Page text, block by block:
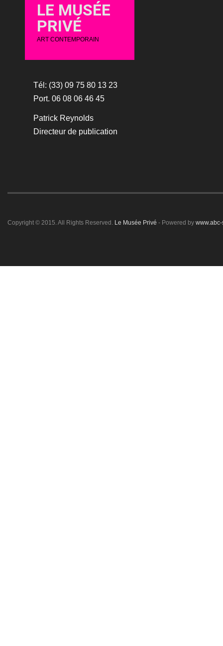
LE MUSÉE
PRIVÉ
ART CONTEMPORAIN
Tél: (33) 09 75 80 13 23
Port. 06 08 06 46 45
Patrick Reynolds
Directeur de publication
Copyright © 2015. All Rights Reserved. Le Musée Privé - Powered by